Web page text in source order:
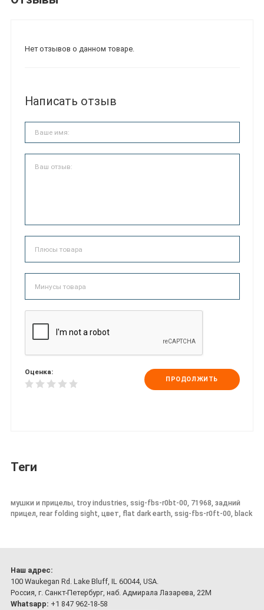
Нет отзывов о данном товаре.
Написать отзыв
Оценка:
ПРОДОЛЖИТЬ
Теги
мушки и прицелы, troy industries, ssig-fbs-r0bt-00, 71968, задний
прицел, rear folding sight, цвет, flat dark earth, ssig-fbs-r0ft-00, black
Наш адрес:
100 Waukegan Rd. Lake Bluff, IL 60044, USA.
Россия, г. Санкт-Петербург, наб. Адмирала Лазарева, 22М
Whatsapp: +1 847 962-18-58